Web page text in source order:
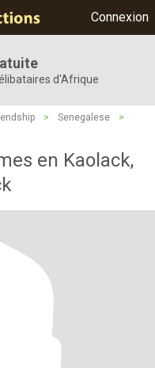
Connexion
d'Afrique
> Senegalese
>
en Kaolack,